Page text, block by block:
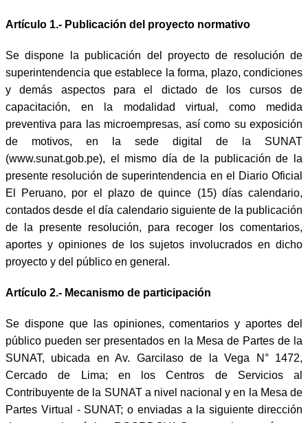
Artículo 1.- Publicación del proyecto normativo
Se dispone la publicación del proyecto de resolución de
superintendencia que establece la forma, plazo, condiciones
y demás aspectos para el dictado de los cursos de
capacitación, en la modalidad virtual, como medida
preventiva para las microempresas, así como su exposición
de motivos, en la sede digital de la SUNAT
(www.sunat.gob.pe), el mismo día de la publicación de la
presente resolución de superintendencia en el Diario Oficial
El Peruano, por el plazo de quince (15) días calendario,
contados desde el día calendario siguiente de la publicación
de la presente resolución, para recoger los comentarios,
aportes y opiniones de los sujetos involucrados en dicho
proyecto y del público en general.
Artículo 2.- Mecanismo de participación
Se dispone que las opiniones, comentarios y aportes del
público pueden ser presentados en la Mesa de Partes de la
SUNAT, ubicada en Av. Garcilaso de la Vega N° 1472,
Cercado de Lima; en los Centros de Servicios al
Contribuyente de la SUNAT a nivel nacional y en la Mesa de
Partes Virtual - SUNAT; o enviadas a la siguiente dirección